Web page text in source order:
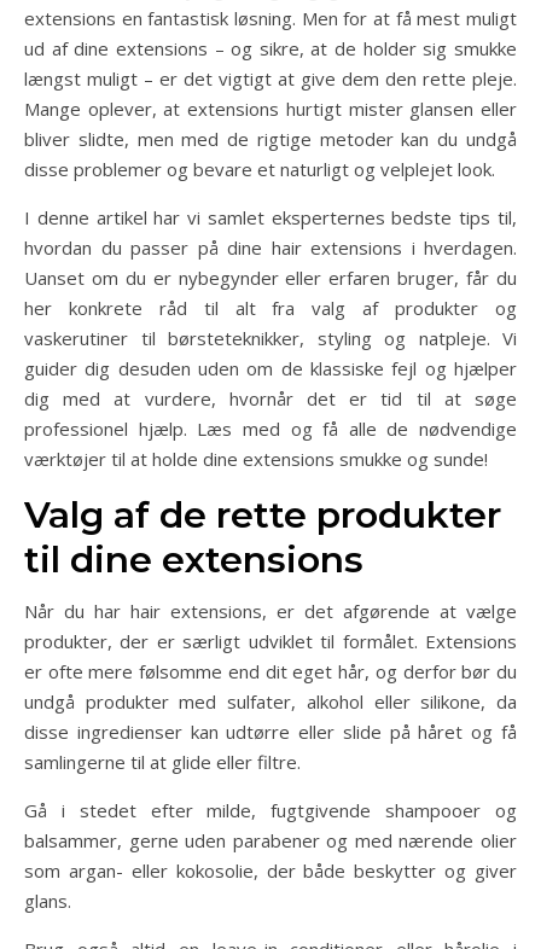
extensions en fantastisk løsning. Men for at få mest muligt
ud af dine extensions – og sikre, at de holder sig smukke
længst muligt – er det vigtigt at give dem den rette pleje.
Mange oplever, at extensions hurtigt mister glansen eller
bliver slidte, men med de rigtige metoder kan du undgå
disse problemer og bevare et naturligt og velplejet look.
I denne artikel har vi samlet eksperternes bedste tips til,
hvordan du passer på dine hair extensions i hverdagen.
Uanset om du er nybegynder eller erfaren bruger, får du
her konkrete råd til alt fra valg af produkter og
vaskerutiner til børsteteknikker, styling og natpleje. Vi
guider dig desuden uden om de klassiske fejl og hjælper
dig med at vurdere, hvornår det er tid til at søge
professionel hjælp. Læs med og få alle de nødvendige
værktøjer til at holde dine extensions smukke og sunde!
Valg af de rette produkter
til dine extensions
Når du har hair extensions, er det afgørende at vælge
produkter, der er særligt udviklet til formålet. Extensions
er ofte mere følsomme end dit eget hår, og derfor bør du
undgå produkter med sulfater, alkohol eller silikone, da
disse ingredienser kan udtørre eller slide på håret og få
samlingerne til at glide eller filtre.
Gå i stedet efter milde, fugtgivende shampooer og
balsammer, gerne uden parabener og med nærende olier
som argan- eller kokosolie, der både beskytter og giver
glans.